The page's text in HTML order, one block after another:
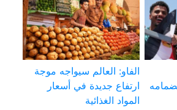
الفاو: العالم سيواجه موجة
ارتفاع جديدة في أسعار
المواد الغذائية